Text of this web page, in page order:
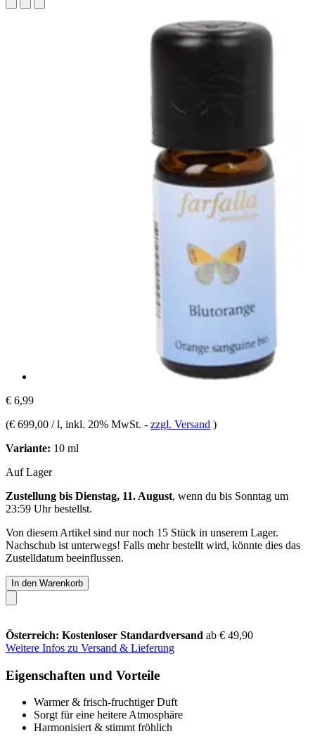
€ 6,99
(€ 699,00 / l, inkl. 20% MwSt. - zzgl. Versand )
Variante: 10 ml
Auf Lager
Zustellung bis Dienstag, 11. August, wenn du bis Sonntag um
23:59 Uhrbestellst.
Von diesem Artikel sind nur noch 15 Stück in unserem Lager.
Nachschub ist unterwegs! Falls mehr bestellt wird, könnte dies das
Zustelldatum beeinflussen.
In den Warenkorb
Österreich: Kostenloser Standardversand ab € 49,90
Weitere Infos zu Versand & Lieferung
Eigenschaften und Vorteile
Warmer & frisch-fruchtiger Duft
Sorgt für eine heitere Atmosphäre
Harmonisiert & stimmt fröhlich